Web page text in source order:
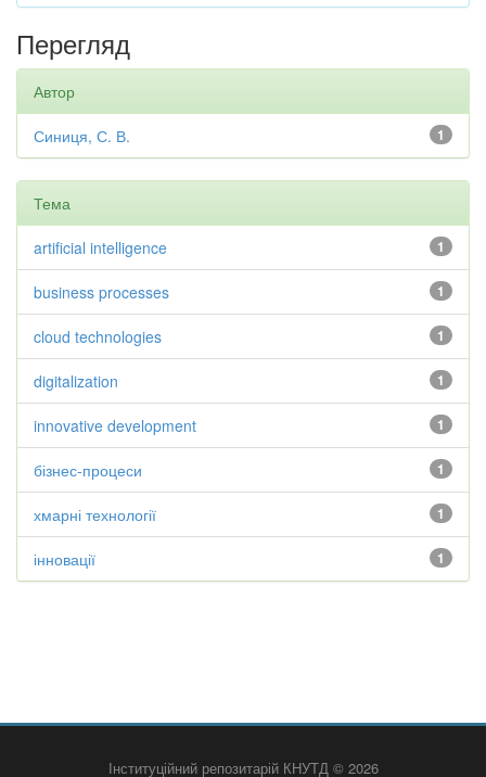
Перегляд
Автор
1
Синиця, С. В.
Тема
1
artificial intelligence
1
business processes
1
cloud technologies
1
digitalization
1
innovative development
1
бізнес-процеси
1
хмарні технології
1
інновації
Інституційний репозитарій КНУТД © 2026